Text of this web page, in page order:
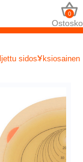
0
sidosYksiosainen